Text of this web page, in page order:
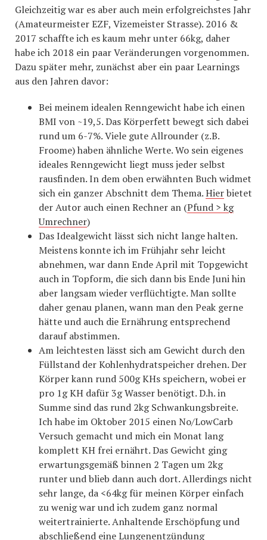
Gleichzeitig war es aber auch mein erfolgreichstes Jahr
(Amateurmeister EZF, Vizemeister Strasse). 2016 &
2017 schaffte ich es kaum mehr unter 66kg, daher
habe ich 2018 ein paar Veränderungen vorgenommen.
Dazu später mehr, zunächst aber ein paar Learnings
aus den Jahren davor:
Bei meinem idealen Renngewicht habe ich einen
BMI von ~19,5. Das Körperfett bewegt sich dabei
rund um 6-7%. Viele gute Allrounder (z.B.
Froome) haben ähnliche Werte. Wo sein eigenes
ideales Renngewicht liegt muss jeder selbst
rausfinden. In dem oben erwähnten Buch widmet
sich ein ganzer Abschnitt dem Thema.Hierbietet
der Autor auch einen Rechner an (Pfund > kg
Umrechner)
Das Idealgewicht lässt sich nicht lange halten.
Meistens konnte ich im Frühjahr sehr leicht
abnehmen, war dann Ende April mit Topgewicht
auch in Topform, die sich dann bis Ende Juni hin
aber langsam wieder verflüchtigte. Man sollte
daher genau planen, wann man den Peak gerne
hätte und auch die Ernährung entsprechend
darauf abstimmen.
Am leichtesten lässt sich am Gewicht durch den
Füllstand der Kohlenhydratspeicher drehen. Der
Körper kann rund 500g KHs speichern, wobei er
pro 1g KH dafür 3g Wasser benötigt. D.h. in
Summe sind das rund 2kg Schwankungsbreite.
Ich habe im Oktober 2015 einen No/LowCarb
Versuch gemacht und mich ein Monat lang
komplett KH frei ernährt. Das Gewicht ging
erwartungsgemäß binnen 2 Tagen um 2kg
runter und blieb dann auch dort. Allerdings nicht
sehr lange, da <64kg für meinen Körper einfach
zu wenig war und ich zudem ganz normal
weitertrainierte. Anhaltende Erschöpfung und
abschließend eine Lungenentzündung